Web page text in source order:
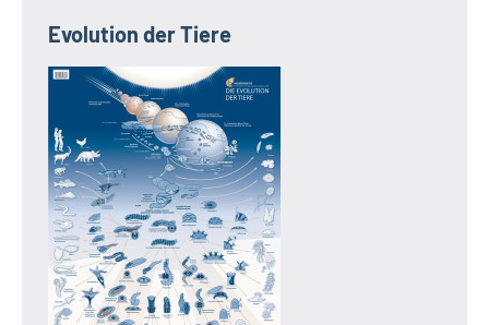
Evolution der Tiere